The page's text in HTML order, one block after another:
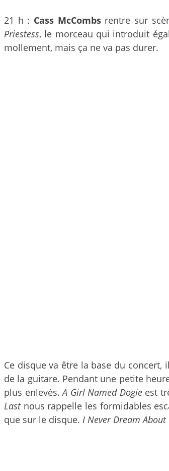
21 h : Cass McCombsrentre sur
Priestess, le morceau qui introduit
mollement, mais ça ne va pas durer.
Ce disque va être la base du concert,
de la guitare. Pendant une petite
plus enlevés.A Girl Named Dogieest
Lastnous rappelle les formidables
que sur le disque. I Never Dream About